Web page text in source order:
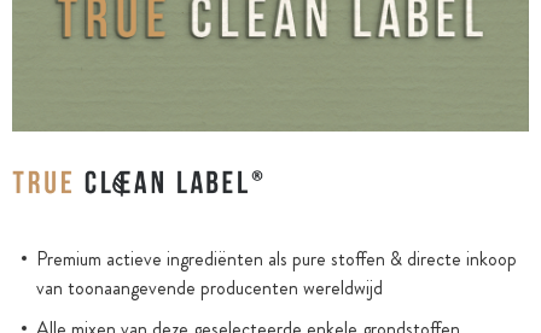
Premium actieve ingrediënten als pure stoffen & directe inkoop
van toonaangevende producenten wereldwijd